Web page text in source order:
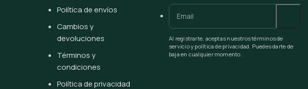
Política de envíos
Cambios y
devoluciones
Términos y
condiciones
Política de privacidad
Al registrarte, aceptas nuestros términos de
servicio y política de privacidad. Puedes darte de
baja en cualquier momento.